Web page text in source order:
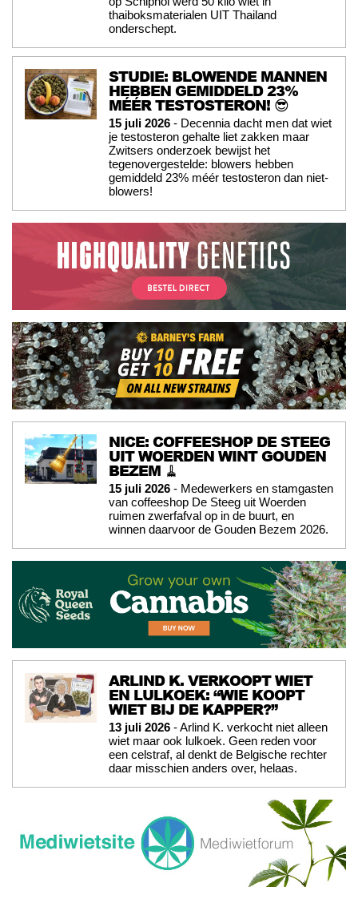
thaiboksmaterialen UIT Thailand
onderschept.
STUDIE: BLOWENDE MANNEN
HEBBEN GEMIDDELD 23%
MÉÉR TESTOSTERON! 😎
15 juli 2026 - Decennia dacht men dat wiet
je testosteron gehalte liet zakken maar
Zwitsers onderzoek bewijst het
tegenovergestelde: blowers hebben
gemiddeld 23% méér testosteron dan niet-
blowers!
NICE: COFFEESHOP DE STEEG
UIT WOERDEN WINT GOUDEN
BEZEM 🧹
15 juli 2026 - Medewerkers en stamgasten
van coffeeshop De Steeg uit Woerden
ruimen zwerfafval op in de buurt, en
winnen daarvoor de Gouden Bezem 2026.
ARLIND K. VERKOOPT WIET
EN LULKOEK: “WIE KOOPT
WIET BIJ DE KAPPER?”
13 juli 2026 - Arlind K. verkocht niet alleen
wiet maar ook lulkoek. Geen reden voor
een celstraf, al denkt de Belgische rechter
daar misschien anders over, helaas.